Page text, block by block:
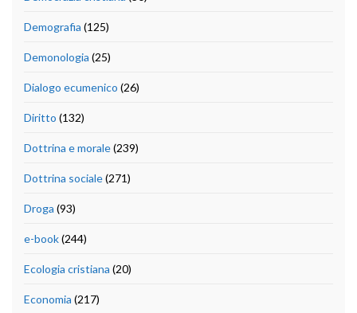
Demografia (125)
Demonologia (25)
Dialogo ecumenico (26)
Diritto (132)
Dottrina e morale(239)
Dottrina sociale(271)
Droga (93)
e-book(244)
Ecologia cristiana (20)
Economia (217)